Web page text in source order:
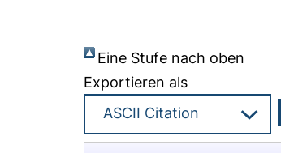
Eine Stufe nach oben
Exportieren als